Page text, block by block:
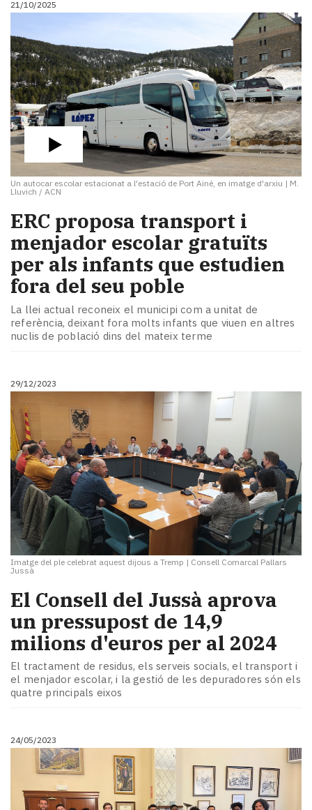
i
Cultura
Esports
Mai
tant!
TV
i
mitjans
El
Reportatges
Enquestes
A
escena!
Dis
la
Subscriptors
La
Pallars
Contingut
patrocinat
Lo
més
llegit...
Editorial
21/10/2025
Un autocar escolar estacionat a l'estació de Port Ainé, en imatge d'arxiu | M.
Lluvich / ACN
ERC proposa transport i
menjador escolar gratuïts
per als infants que estudien
fora del seu poble
La llei actual reconeix el municipi com a unitat de
referència, deixant fora molts infants que viuen en altres
nuclis de població dins del mateix terme
29/12/2023
Imatge del ple celebrat aquest dijous a Tremp | Consell Comarcal Pallars
Jussà
El Consell del Jussà aprova
un pressupost ​de 14,9
milions d'euros per al 2024
El tractament de residus, els serveis socials, el transport i
el menjador escolar, i la gestió de les depuradores són els
quatre principals eixos
24/05/2023